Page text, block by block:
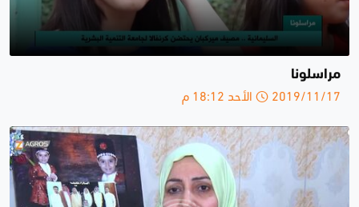
مراسلونا
2019/11/17 الأحد 18:12 م